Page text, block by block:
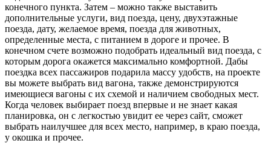
конечного пункта. Затем – можно также выставить
дополнительные услуги, вид поезда, цену, двухэтажные
поезда, дату, желаемое время, поезда для животных,
определенные места, с питанием в дороге и прочее. В
конечном счете возможно подобрать идеальный вид поезда, с
которым дорога окажется максимально комфортной. Дабы
поездка всех пассажиров подарила массу удобств, на проекте
вы можете выбрать вид вагона, также демонстрируются
имеющиеся вагоны с их схемой и наличием свободных мест.
Когда человек выбирает поезд впервые и не знает какая
планировка, он с легкостью увидит ее через сайт, сможет
выбрать наилучшее для всех место, например, в краю поезда,
у окошка и прочее.